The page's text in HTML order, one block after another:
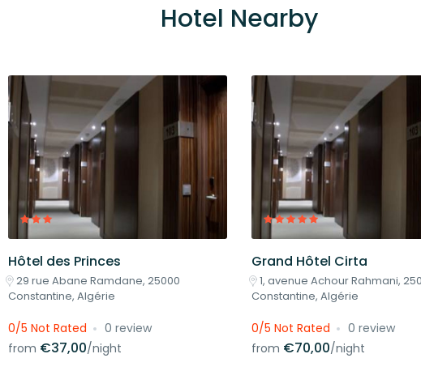
Hotel Nearby
Hôtel des Princes
29 rue Abane Ramdane, 25000
Constantine, Algérie
0/5 Not Rated
0 review
from €37,00/night
Grand Hôtel Cirta
1, avenue Achour Rahmani,
Constantine, Algérie
0/5 Not Rated
0 review
from €70,00/night